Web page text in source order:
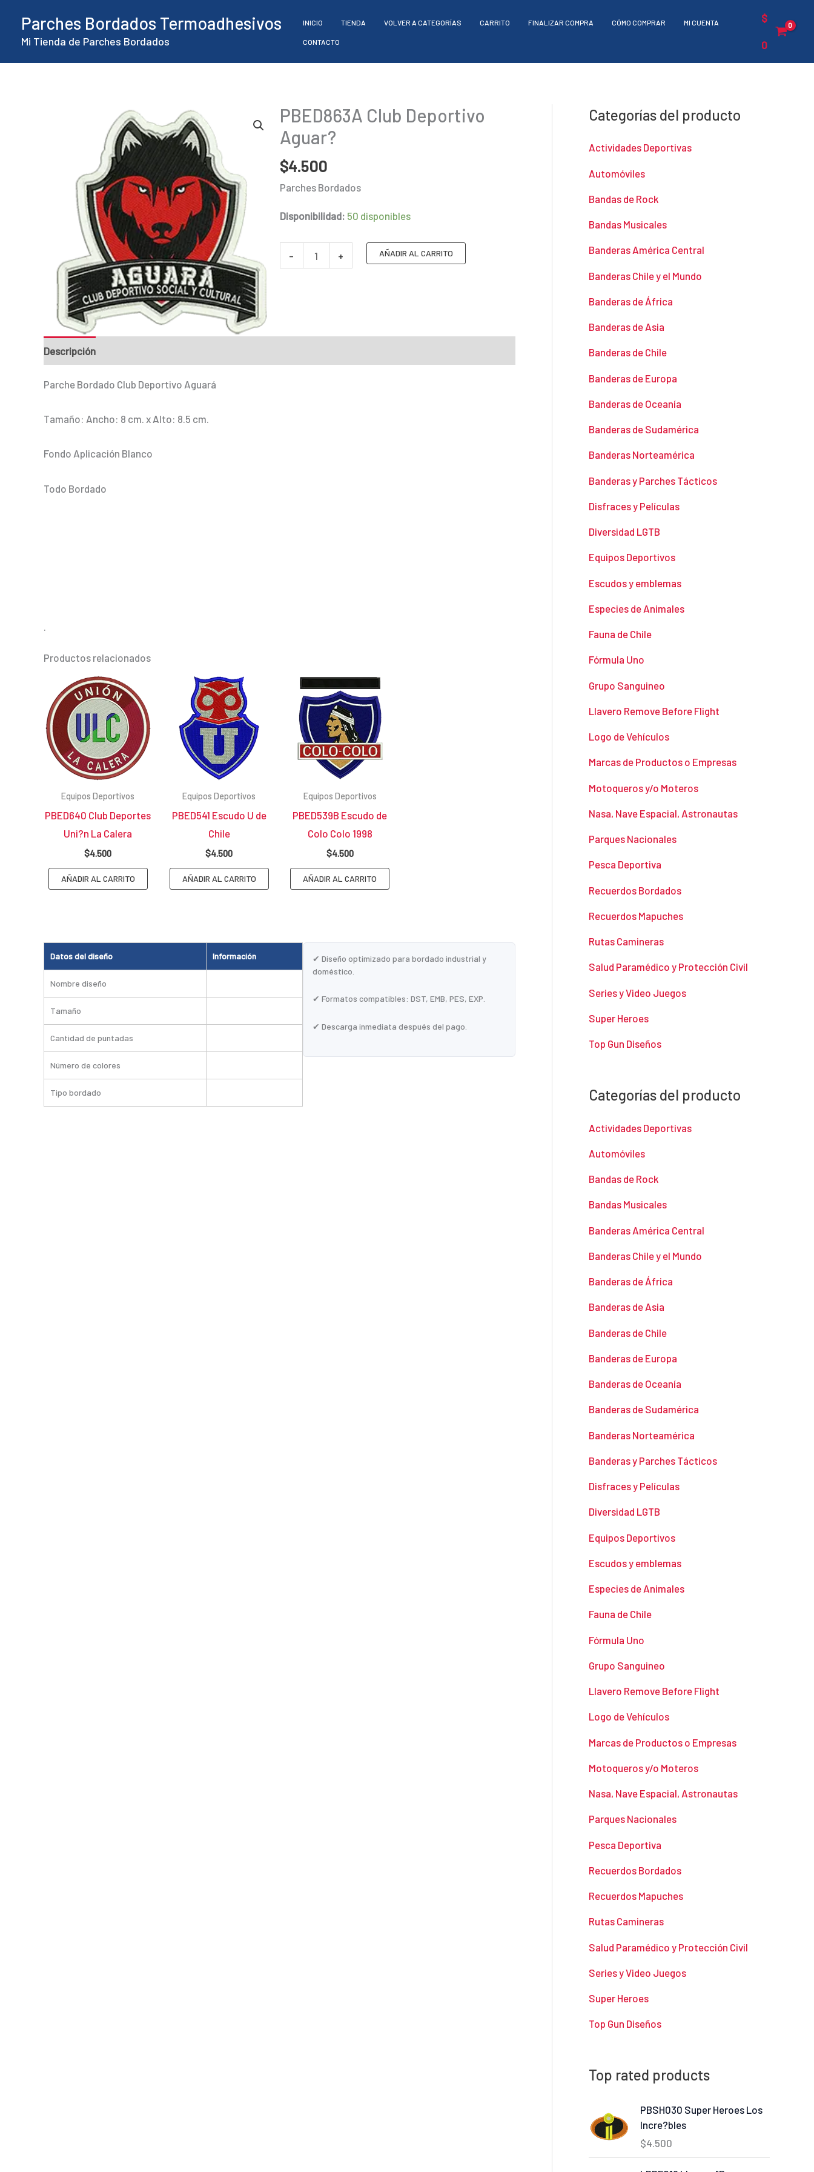
contenido
Parches Bordados Termoadhesivos
Mi Tienda de Parches Bordados
INICIO TIENDA VOLVER A CATEGORÍAS CARRITO FINALIZAR COMPRA CÓMO COMPRAR MI CUENTA
CONTACTO
$
0
Datos del diseño Información
Nombre diseño
Tamaño
Cantidad de puntadas
Número de colores
Tipo bordado
✔ Diseño optimizado para bordado industrial y
doméstico.
✔ Formatos compatibles: DST, EMB, PES, EXP.
✔ Descarga inmediata después del pago.
PBED863A Club Deportivo
Aguar?
$4.500
Parches Bordados
Disponibilidad: 50 disponibles
-
PBED863A
Club
+ AÑADIR AL CARRITO
Descripción
Parche Bordado Club Deportivo Aguará
Tamaño: Ancho: 8 cm. x Alto: 8.5 cm.
Fondo Aplicación Blanco
Todo Bordado
.
Productos relacionados
Equipos Deportivos
PBED640 Club Deportes
Uni?n La Calera
$4.500
AÑADIR AL CARRITO
Equipos Deportivos
PBED541 Escudo U de
Chile
$4.500
AÑADIR AL CARRITO
Equipos Deportivos
PBED539B Escudo de
Colo Colo 1998
$4.500
AÑADIR AL CARRITO
Categorías del producto
Actividades Deportivas
Automóviles
Bandas de Rock
Bandas Musicales
Banderas América Central
Banderas Chile y el Mundo
Banderas de África
Banderas de Asia
Banderas de Chile
Banderas de Europa
Banderas de Oceanía
Banderas de Sudamérica
Banderas Norteamérica
Banderas y Parches Tácticos
Disfraces y Películas
Diversidad LGTB
Equipos Deportivos
Escudos y emblemas
Especies de Animales
Fauna de Chile
Fórmula Uno
Grupo Sanguineo
Llavero Remove Before Flight
Logo de Vehículos
Marcas de Productos o Empresas
Motoqueros y/o Moteros
Nasa, Nave Espacial, Astronautas
Parques Nacionales
Pesca Deportiva
Recuerdos Bordados
Recuerdos Mapuches
Rutas Camineras
Salud Paramédico y Protección Civil
Series y Video Juegos
Super Heroes
Top Gun Diseños
Categorías del producto
Actividades Deportivas
Automóviles
Bandas de Rock
Bandas Musicales
Banderas América Central
Banderas Chile y el Mundo
Banderas de África
Banderas de Asia
Banderas de Chile
Banderas de Europa
Banderas de Oceanía
Banderas de Sudamérica
Banderas Norteamérica
Banderas y Parches Tácticos
Disfraces y Películas
Diversidad LGTB
Equipos Deportivos
Escudos y emblemas
Especies de Animales
Fauna de Chile
Fórmula Uno
Grupo Sanguineo
Llavero Remove Before Flight
Logo de Vehículos
Marcas de Productos o Empresas
Motoqueros y/o Moteros
Nasa, Nave Espacial, Astronautas
Parques Nacionales
Pesca Deportiva
Recuerdos Bordados
Recuerdos Mapuches
Rutas Camineras
Salud Paramédico y Protección Civil
Series y Video Juegos
Super Heroes
Top Gun Diseños
Top rated products
PBSH030 Super Heroes Los
Incre?bles
$4.500